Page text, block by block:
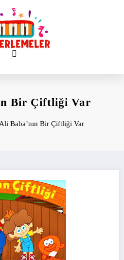
Bir Çiftliği Var
Ali Baba’nın Bir Çiftliği Var